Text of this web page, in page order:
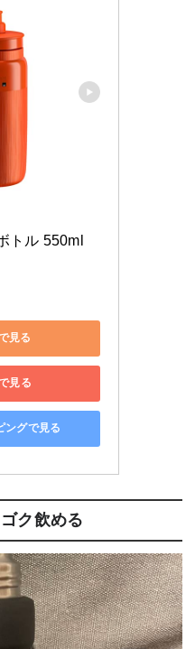
トル 550ml
見る
見る
ングで見る
ク飲める